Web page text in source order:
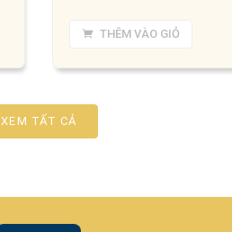
THÊM VÀO GIỎ
XEM TẤT CẢ